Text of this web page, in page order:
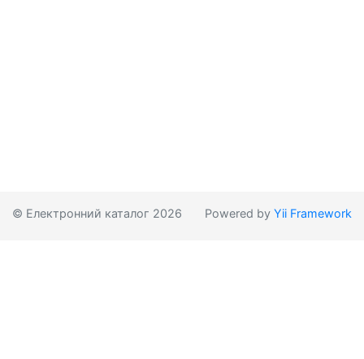
© Електронний каталог 2026 Powered by Yii Framework